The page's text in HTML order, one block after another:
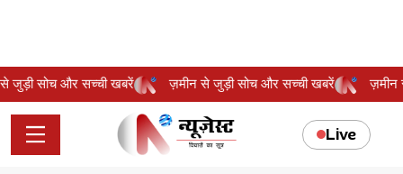
से जुड़ी सोच और सच्ची खबरें ज़मीन से जुड़ी सोच और सच्ची खबरें
Live